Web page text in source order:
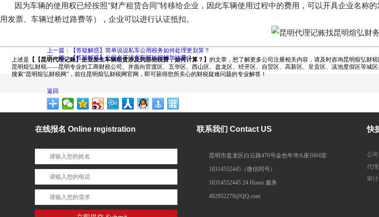
因为车辆的使用权已经按照“财产租赁合同”转移给企业，因此车辆使用过程中的费用，可以开具企业名称
用发票、车辆过桥过路费等），企业可以进行认证抵扣。
上述是 【【昆明代理记账】企业发生车辆租赁涉及到那些税费，如何计算？】 的文章，想了解更多公司注册相关内容，请及时咨询昆明煊弘财
昆明煊弘财税——昆明专业的工商财税公司。并面向官渡区、五华区、西山区、盘龙区、经开区、自贸区、高新区、呈贡区、滇池度假区等城区
搜索“昆明煊弘财税网”，前往昆明煊弘财税网官网，即可获得您所关心的财税疑难问题的专业解答！
返回
上一篇：【答疑解惑】简单说说私车公用税务如何处理更划算？
下一篇：【答疑解惑】公司名下没有车可以报销加油费？
在线报名 Online registration 联系我们 Contact US
昆明市盘龙区白云路470号金色年华A座1604室
18314552445（微信同号）
18314552445 24 Hours 服务
492952279@QQ.com
快
公
代
审